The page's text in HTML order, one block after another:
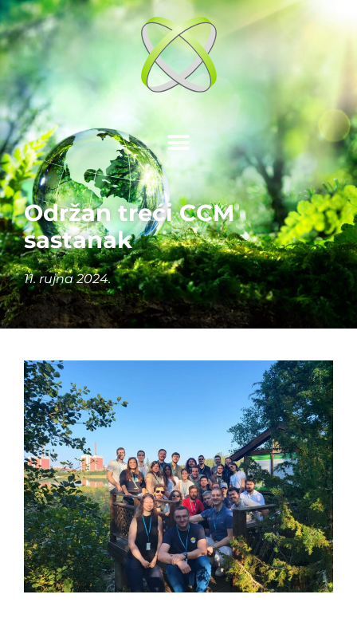
Održan treći CCM
sastanak
11. rujna 2024.